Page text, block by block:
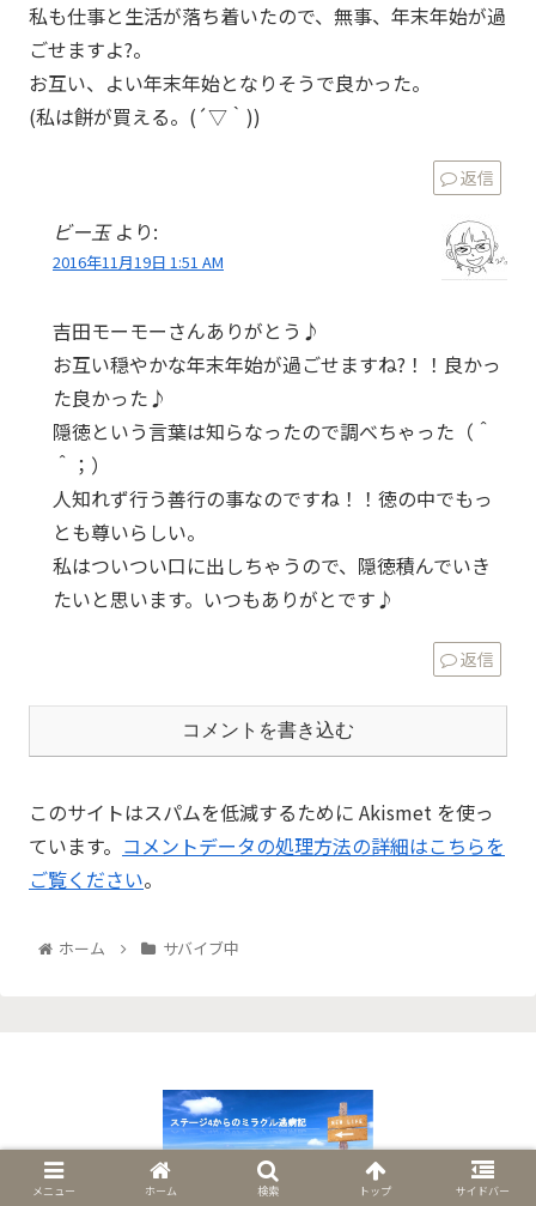
私も仕事と生活が落ち着いたので、無事、年末年始が過
ごせますよ?。
お互い、よい年末年始となりそうで良かった。
(私は餅が買える。(´▽｀))
返信
ビー玉 より:
2016年11月19日 1:51 AM
吉田モーモーさんありがとう♪
お互い穏やかな年末年始が過ごせますね?！！良かっ
た良かった♪
隠徳という言葉は知らなったので調べちゃった（＾
＾；）
人知れず行う善行の事なのですね！！徳の中でもっ
とも尊いらしい。
私はついつい口に出しちゃうので、隠徳積んでいき
たいと思います。いつもありがとです♪
返信
コメントを書き込む
このサイトはスパムを低減するために Akismet を使っ
ています。 コメントデータの処理方法の詳細はこちらを
ご覧ください。
ホーム サバイブ中
© 2018 ステージ4からのミラクル逃病記.
メニュー ホーム 検索 トップ サイドバー